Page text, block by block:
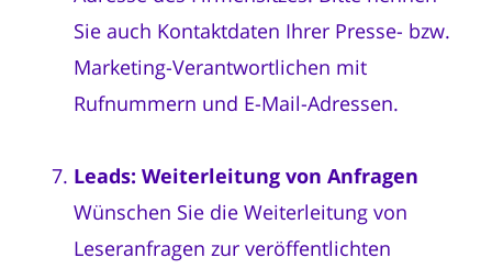
Sie auch Kontaktdaten Ihrer Presse- bzw.
Marketing-Verantwortlichen mit
Rufnummern und E-Mail-Adressen.
Leads: Weiterleitung von Anfragen
Wünschen Sie die Weiterleitung von
Leseranfragen zur veröffentlichten